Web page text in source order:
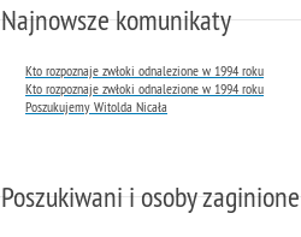
Najnowsze komunikaty
Kto rozpoznaje zwłoki odnalezione w 1994 roku
Kto rozpoznaje zwłoki odnalezione w 1994 roku
Poszukujemy Witolda Nicała
Poszukiwani i osoby zaginione